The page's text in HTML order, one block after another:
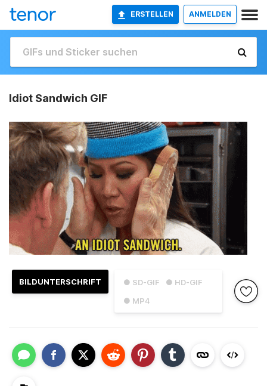
ERSTELLEN ANMELDEN
Idiot Sandwich GIF
● SD-GIF
● HD-GIF
● MP4
BILDUNTERSCHRIFT